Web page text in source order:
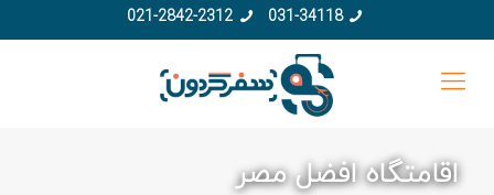
031-34118
021-2842-2312
اقامتگاه افضل مصر